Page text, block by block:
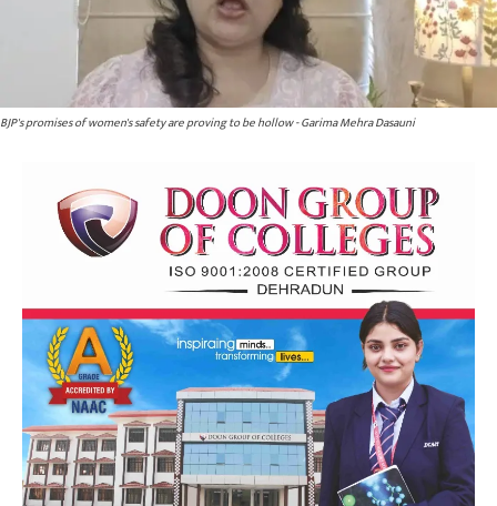
BJP's promises of women's safety are proving to be hollow - Garima Mehra Dasauni